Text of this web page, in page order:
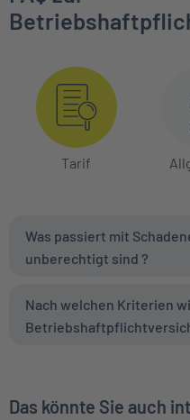
Tarif
Was passiert mit
unberechtigt sind ?
Nach welchen Kriterien
Das könnte Sie auch